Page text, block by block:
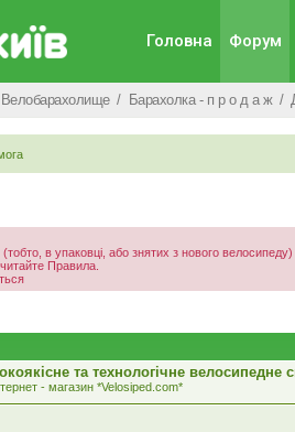
Головна Форум
Велобарахолище Барахолка - п р о д а ж
в упаковці, або знятих з нового
Правила.
та технологічне велосипедне
- магазин *Velosiped.com*